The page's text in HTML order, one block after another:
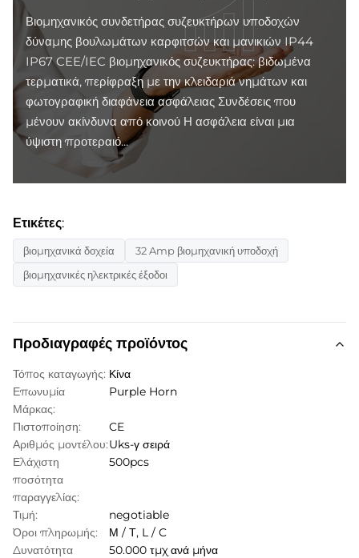
Βιομηχανικός συνδετήρας συζευκτήρων υποδοχών
δύναμης βουλωμάτων καρφιτσών και μανικιών IP44
IP67 CEE/IEC βιομηχανικός συζευκτήρας: βιδωμένα
τερματικά, περίφραξη με την κλειδαριά νημάτων και
φωτογραφική διαφάνεια ασφάλειας Συνδέσεις που
μένουν ακίνδυνα από κοινού Η ασφάλεια είναι μια
ύψιστη προτεραιό...
Ετικέτες:
βιομηχανικά δοχεία
32 Amp βιομηχανική υποδοχή
βιομηχανικές ηλεκτρικές έξοδοι
Προδιαγραφές προϊόντος
Τόπος καταγωγής: Κίνα
Επωνυμία
Μάρκας:
Purple Horn
Πιστοποίηση:
CE
Αριθμός μοντέλου:Uks-γ σειρά
Ελάχιστη
ποσότητα
παραγγελίας:
500pcs
Τιμή:
negotiable
Όροι πληρωμής:
Μ / Τ, L / C
Δυνατότητα
50.000 τμχ ανά μήνα